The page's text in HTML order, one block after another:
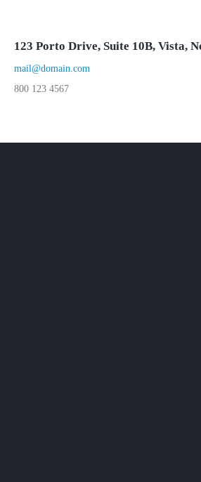
123 Porto Drive, Suite 10B, Vista,
mail@domain.com
800 123 4567